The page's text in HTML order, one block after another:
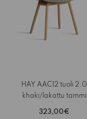
HAY AAC12 tuoli 2.0
khaki/lakattu tammi
323,00€